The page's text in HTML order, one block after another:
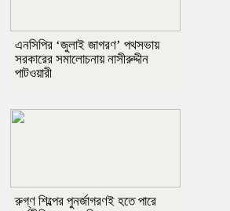
এনসিপির ‘জুলাই জাগরণ’ পথসভায়
সরকারের সমালোচনায় নাসীরুদ্দীন
পাটওয়ারী
রুগ্ণ শিল্পের পুনর্জাগরণই হতে পারে